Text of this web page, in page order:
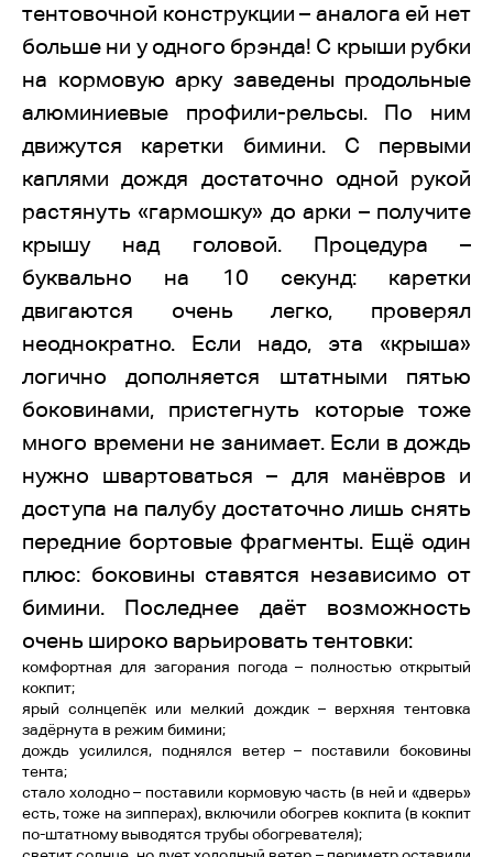
тентовочной конструкции – аналога ей нет
больше ни у одного брэнда! С крыши рубки
на кормовую арку заведены продольные
алюминиевые профили-рельсы. По ним
движутся каретки бимини. С первыми
каплями дождя достаточно одной рукой
растянуть «гармошку» до арки – получите
крышу над головой. Процедура –
буквально на 10 секунд: каретки
двигаются очень легко, проверял
неоднократно. Если надо, эта «крыша»
логично дополняется штатными пятью
боковинами, пристегнуть которые тоже
много времени не занимает. Если в дождь
нужно швартоваться – для манёвров и
доступа на палубу достаточно лишь снять
передние бортовые фрагменты. Ещё один
плюс: боковины ставятся независимо от
бимини. Последнее даёт возможность
очень широко варьировать тентовки:
комфортная для загорания погода – полностью открытый
кокпит;
ярый солнцепёк или мелкий дождик – верхняя тентовка
задёрнута в режим бимини;
дождь усилился, поднялся ветер – поставили боковины
тента;
стало холодно – поставили кормовую часть (в ней и «дверь»
есть, тоже на зипперах), включили обогрев кокпита (в кокпит
по-штатному выводятся трубы обогревателя);